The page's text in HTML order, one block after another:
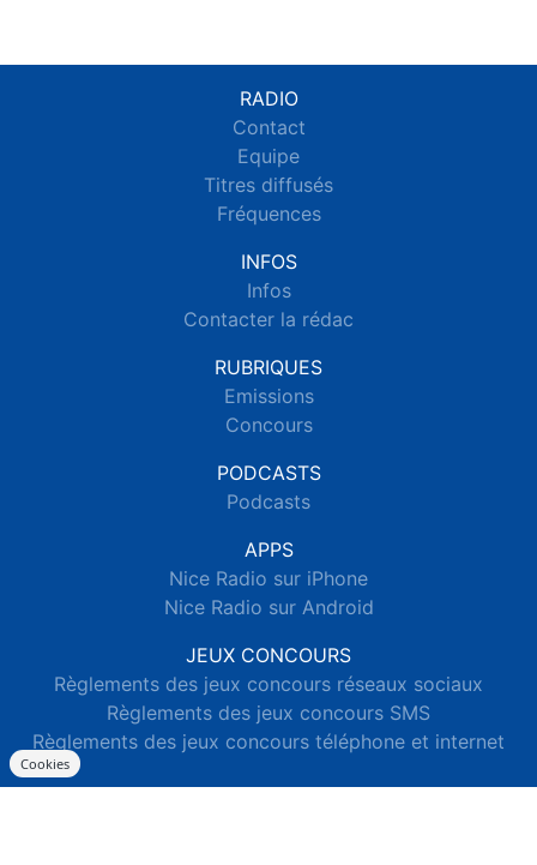
RADIO
Contact
Equipe
Titres diffusés
Fréquences
INFOS
Infos
Contacter la rédac
RUBRIQUES
Emissions
Concours
PODCASTS
Podcasts
APPS
Nice Radio sur iPhone
Nice Radio sur Android
JEUX CONCOURS
Règlements des jeux concours réseaux sociaux
Règlements des jeux concours SMS
Règlements des jeux concours téléphone et internet
Cookies